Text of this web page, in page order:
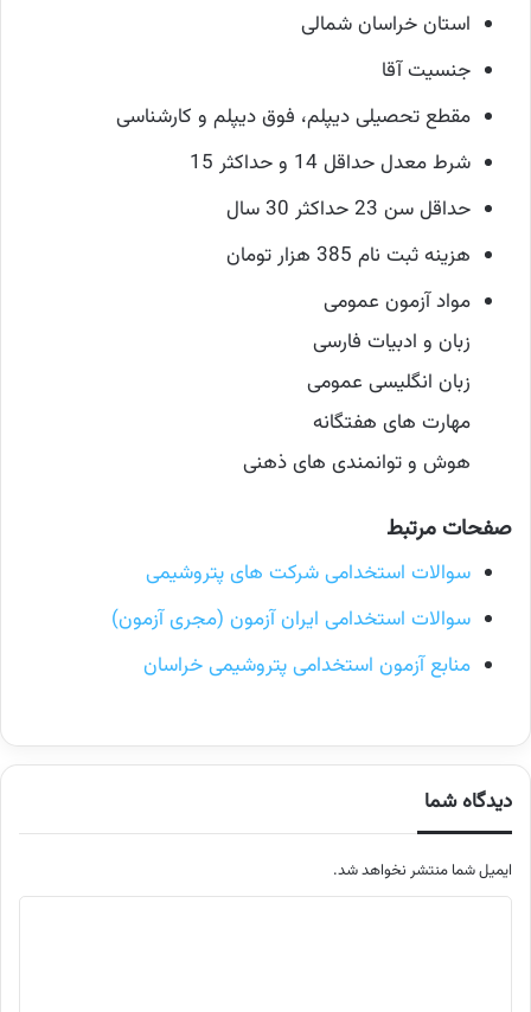
استان خراسان شمالی
جنسیت آقا
مقطع تحصیلی دیپلم، فوق دیپلم و کارشناسی
شرط معدل حداقل 14 و حداکثر 15
حداقل سن 23 حداکثر 30 سال
هزینه ثبت نام 385 هزار تومان
مواد آزمون عمومی
زبان و ادبیات فارسی
زبان انگلیسی عمومی
مهارت های هفتگانه
هوش و توانمندی های ذهنی
صفحات مرتبط
سوالات استخدامی شرکت های پتروشیمی
سوالات استخدامی ایران آزمون (مجری آزمون)
منابع آزمون استخدامی پتروشیمی خراسان
دیدگاه شما
ایمیل شما منتشر نخواهد شد.